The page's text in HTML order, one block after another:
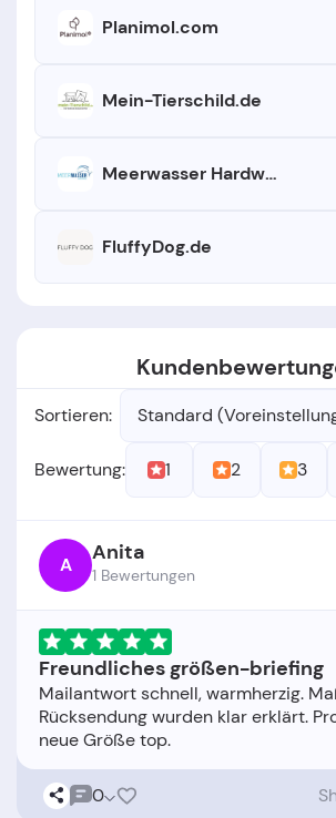
Planimol.com
Mein-Tierschild.de
Meerwasser Hardware
FluffyDog.de
Sortieren: Standard
Bewertung: 1 2 3
A Anita
1 Bewertungen
Freundliches größen-briefing
Mailantwort schnell, warmherzig.
Rücksendung wurden klar erklärt.
0